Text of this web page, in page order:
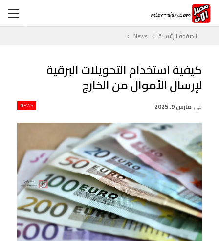
الصفحة الرئيسية News
كيفية استخدام التحويلات البرقية
لإرسال الأموال من الخارج
NEWS في مارس 9, 2025